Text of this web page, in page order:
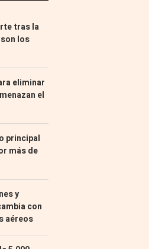
tras la
los
eliminar
el
principal
más de
y
con
aéreos